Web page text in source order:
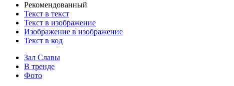
Рекомендованный
Текст в текст
Текст в изображение
Изображение в изображение
Текст в код
Зал Славы
В тренде
Фото